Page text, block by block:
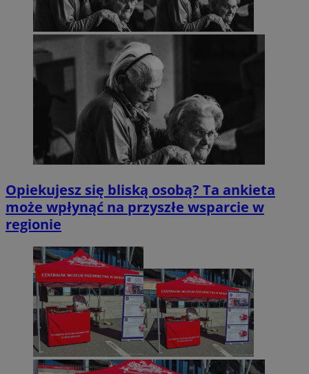
Opiekujesz się bliską osobą? Ta ankieta
może wpłynąć na przyszłe wsparcie w
regionie